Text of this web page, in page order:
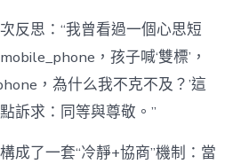
反思：“我曾看過一個心思短
，孩子喊‘雙標’，
，為什么我不克不及？’這
訴求：同等與尊敬。”
成了一套“冷靜+協商”機制：當